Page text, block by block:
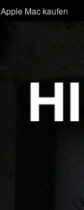
Apple Mac kaufen